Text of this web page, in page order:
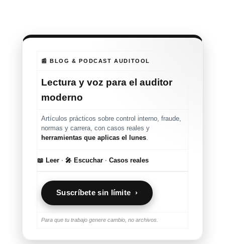
📰 BLOG & PODCAST AUDITOOL
Lectura y voz para el auditor
moderno
Artículos prácticos sobre control interno, fraude,
normas y carrera, con casos reales y
herramientas que aplicas el lunes.
📖 Leer · 🎤 Escuchar · Casos reales
Suscríbete sin límite ›
Para que tu trabajo genere cambio, no archivos.